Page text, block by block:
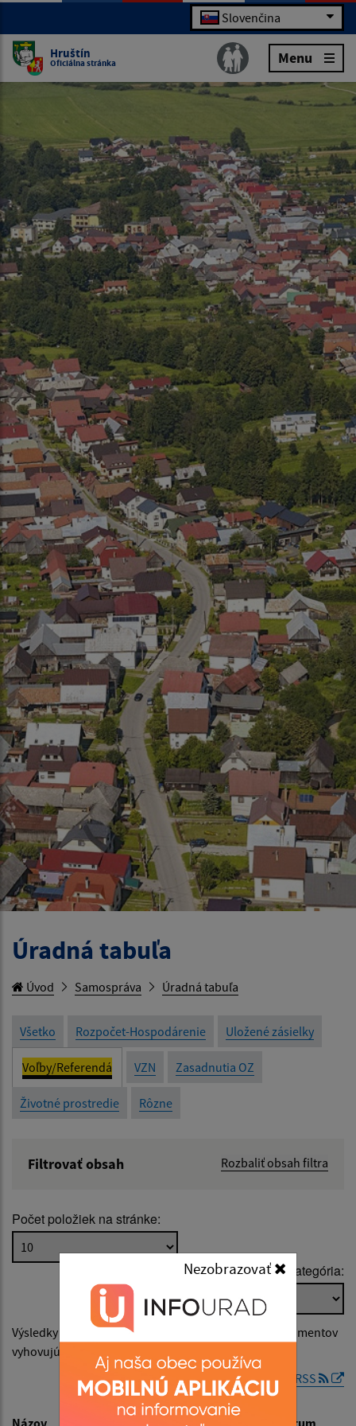
Nezobrazovať
Slovenčina
Hruštín
Oficiálna stránka Menu
Úradná tabuľa
Úvod Samospráva Úradná tabuľa
Všetko Rozpočet-Hospodárenie Uložené zásielky
Voľby/Referendá VZN Zasadnutia OZ
Životné prostredie Rôzne
Filtrovať obsah Rozbaliť obsah filtra
Popis:
Dátum zverejnenia od:
Dátum zverejnenia do:
Počet položiek na stránke:
Podkategória:
Výsledky vyhľadávania v
(počet dokumentov
vyhovujúcich zadaným kritériám: 1)
RSS
Názov Popis Dátum